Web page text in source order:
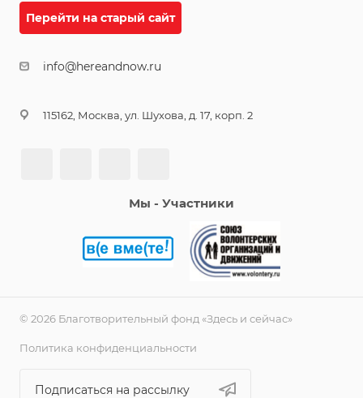
Перейти на старый сайт
info@hereandnow.ru
115162, Москва, ул. Шухова, д. 17, корп. 2
Мы - Участники
© 2026 Благотворительный фонд «Здесь и сейчас»
Политика конфиденциальности
Подписаться на рассылку